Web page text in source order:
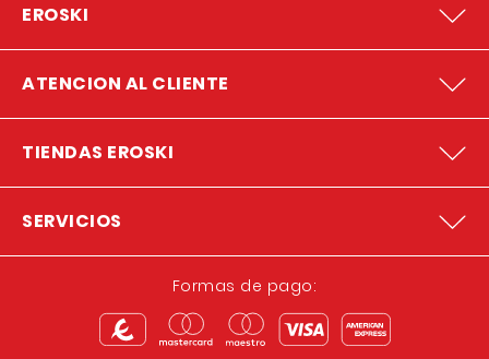
EROSKI
ATENCION AL CLIENTE
TIENDAS EROSKI
SERVICIOS
Formas de pago: